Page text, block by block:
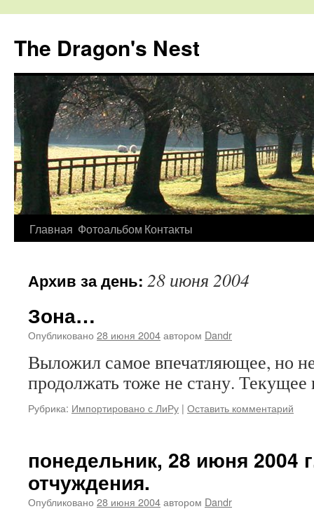
The Dragon's Nest
Перейти
содержимому
Главная Фотоальбом Контакты
Архив за день: 28 июня 2004
Зона…
Опубликовано 28 июня 2004автором Dandr
Выложил самое впечатляющее, но
продолжать тоже не стану.
Рубрика: Импортировано с ЛиРу | Оставить комментарий
понедельник, 28 июня 2004
отчуждения.
Опубликовано 28 июня 2004автором Dandr